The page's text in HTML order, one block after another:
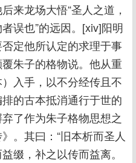
来龙场大悟“圣人之道，
误也”的远因。[xiv]阳明
定他所认定的求理于事
朱子的格物说。他从重
入手，以不分经传且不
的古本抵消通行于世的
了作为朱子格物思想之
。其曰：“旧本析而圣人
缀，补之以传而益离。